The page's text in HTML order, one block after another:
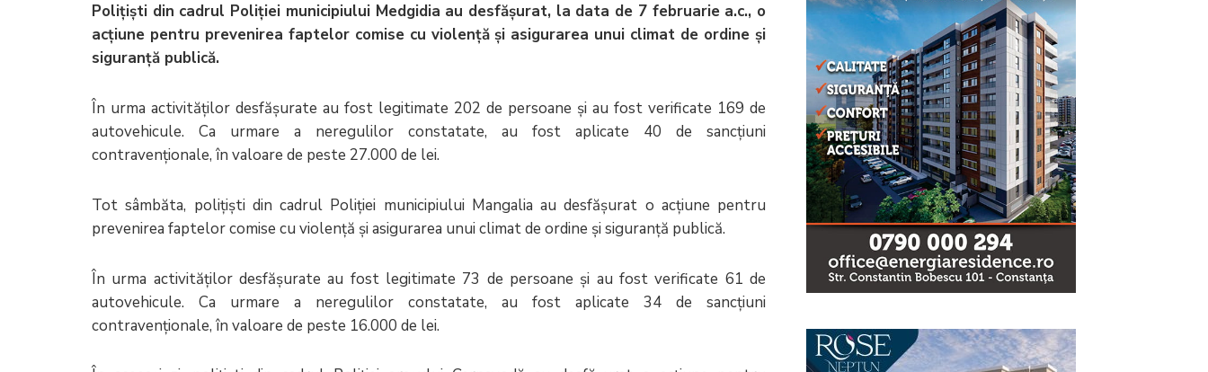
Polițiști din cadrul Poliției municipiului Medgidia au desfășurat, la data de 7 februarie a.c., o
acțiune pentru prevenirea faptelor comise cu violență și asigurarea unui climat de ordine și
siguranță publică.
În urma activităților desfășurate au fost legitimate 202 de persoane și au fost verificate 169 de
autovehicule. Ca urmare a neregulilor constatate, au fost aplicate 40 de sancțiuni
contravenționale, în valoare de peste 27.000 de lei.
Tot sâmbăta, polițiști din cadrul Poliției municipiului Mangalia au desfășurat o acțiune pentru
prevenirea faptelor comise cu violență și asigurarea unui climat de ordine și siguranță publică.
În urma activităților desfășurate au fost legitimate 73 de persoane și au fost verificate 61 de
autovehicule. Ca urmare a neregulilor constatate, au fost aplicate 34 de sancțiuni
contravenționale, în valoare de peste 16.000 de lei.